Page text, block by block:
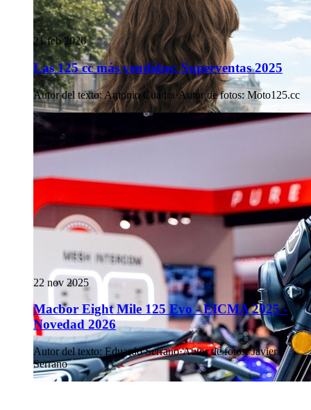
21 feb 2026
Las 125 cc más vendidas: Superventas 2025
Autor del texto:Antonio Cuadra·Autor de fotos: Moto125.cc
22 nov 2025
Macbor Eight Mile 125 Evo - EICMA 2025 -
Novedad 2026
Autor del texto: Eduardo Serrano·Autor de fotos: Javier
Serrano